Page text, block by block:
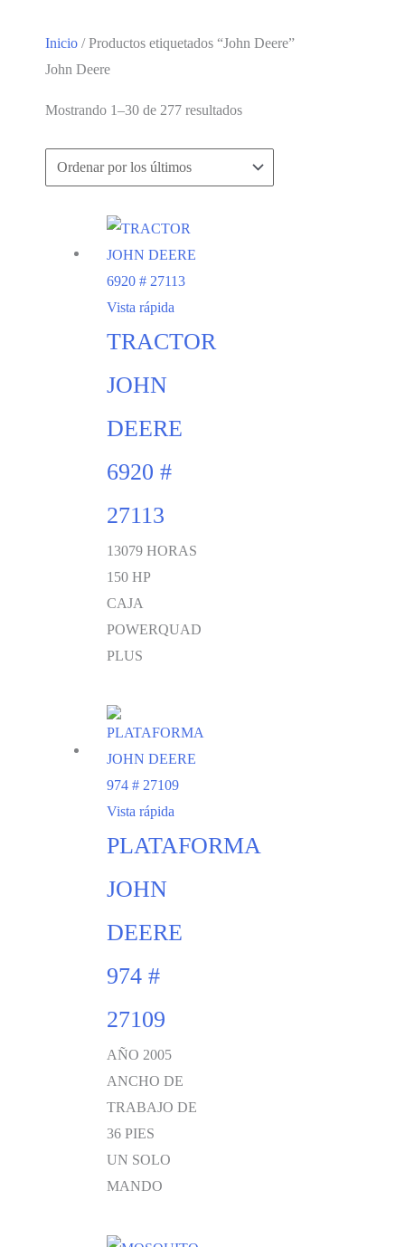
Inicio / Productos etiquetados “John Deere”
John Deere
Mostrando 1–30 de 277 resultadosOrdenado
los
últimos
Vista rápida
TRACTOR
JOHN
DEERE
6920 #
27113
13079 HORAS
150 HP
CAJA
POWERQUAD
PLUS
Vista rápida
PLATAFORMA
JOHN
DEERE
974 #
27109
AÑO 2005
ANCHO DE
TRABAJO DE
36 PIES
UN SOLO
MANDO